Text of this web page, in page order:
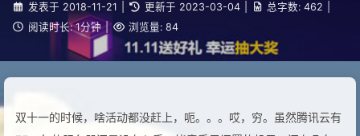
发表于 2018-11-21 更新于 2023-03-04 总字数: 462
阅读时长: 1分钟 | 浏览量: 84
双十一的时候，啥活动都没赶上，呃。。。哎，穷。虽然腾讯云有